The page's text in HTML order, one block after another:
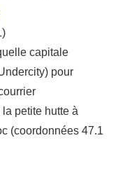
capitale
pour
petite hutte à
(coordonnées 47.1